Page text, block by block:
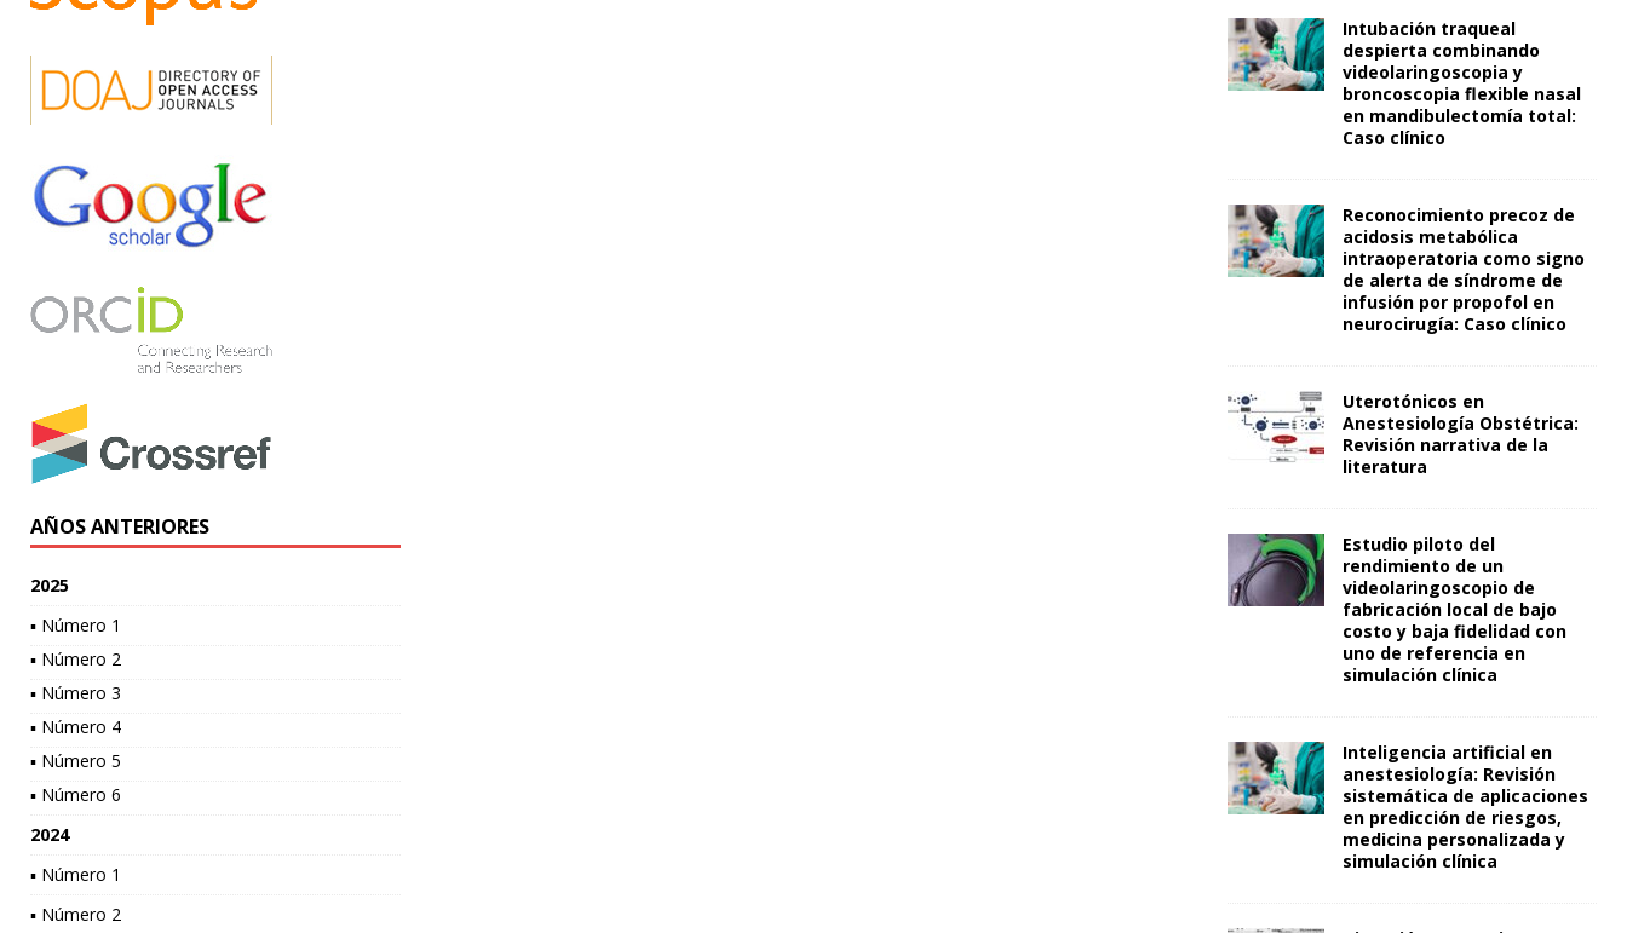
AÑOS ANTERIORES
2025
▪ Número 1
▪ Número 2
▪ Número 3
▪ Número 4
▪ Número 5
▪ Número 6
2024
▪ Número 1
▪ Número 2
Intubación traqueal
despierta combinando
videolaringoscopia y
broncoscopia flexible nasal
en mandibulectomía total:
Caso clínico
Reconocimiento precoz de
acidosis metabólica
intraoperatoria como signo
de alerta de síndrome de
infusión por propofol en
neurocirugía: Caso clínico
Uterotónicos en
Anestesiología Obstétrica:
Revisión narrativa de la
literatura
Estudio piloto del
rendimiento de un
videolaringoscopio de
fabricación local de bajo
costo y baja fidelidad con
uno de referencia en
simulación clínica
Inteligencia artificial en
anestesiología: Revisión
sistemática de aplicaciones
en predicción de riesgos,
medicina personalizada y
simulación clínica